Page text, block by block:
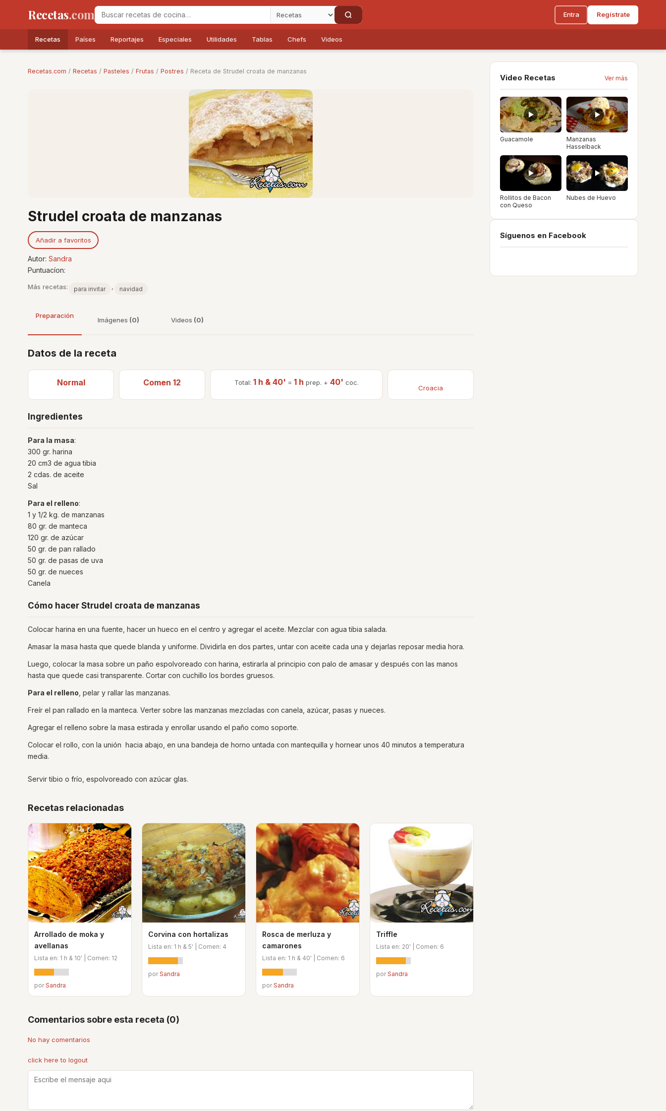
Recetas.com Entra Regístrate
Recetas Países Reportajes Especiales Utilidades Tablas Chefs Videos
Recetas.com / Recetas / Pasteles / Frutas / Postres / Receta de Strudel croata de manzanas
Strudel croata de manzanas
Añadir a favoritos
Autor: Sandra
Puntuacíon:
Más recetas: para invitar , navidad
Preparación
Imágenes (0) Videos (0)
Datos de la receta
Normal Comen 12 Total: 1 h & 40' = 1 h prep. + 40' coc.
Croacia
Ingredientes
Para la masa:
300 gr. harina
20 cm3 de agua tibia
2 cdas. de aceite
Sal
Para el relleno:
1 y 1/2 kg. de manzanas
80 gr. de manteca
120 gr. de azúcar
50 gr. de pan rallado
50 gr. de pasas de uva
50 gr. de nueces
Canela
Cómo hacer Strudel croata de manzanas
Colocar harina en una fuente, hacer un hueco en el centro y agregar el aceite. Mezclar con agua tibia salada.
Amasar la masa hasta que quede blanda y uniforme. Dividirla en dos partes, untar con aceite cada una y dejarlas reposar media hora.
Luego, colocar la masa sobre un paño espolvoreado con harina, estirarla al principio con palo de amasar y después con las manos
hasta que quede casi transparente. Cortar con cuchillo los bordes gruesos.
Para el relleno , pelar y rallar las manzanas.
Freír el pan rallado en la manteca. Verter sobre las manzanas mezcladas con canela, azúcar, pasas y nueces.
Agregar el relleno sobre la masa estirada y enrollar usando el paño como soporte.
Colocar el rollo, con la unión hacia abajo, en una bandeja de horno untada con mantequilla y hornear unos 40 minutos a temperatura
media.
Servir tibio o frío, espolvoreado con azúcar glas.
Recetas relacionadas
Arrollado de moka y
avellanas
Lista en: 1 h & 10' | Comen: 12
porSandra
Corvina con hortalizas
Lista en: 1 h & 5' | Comen: 4
porSandra
Rosca de merluza y
camarones
Lista en: 1 h & 40' | Comen: 6
porSandra
Triffle
Lista en: 20' | Comen: 6
porSandra
Comentarios sobre esta receta (0)
No hay comentarios
click here to logout
Video Recetas Ver más
Guacamole
Manzanas
Hasselback
Rollitos de Bacon
con Queso
Nubes de Huevo
Síguenos en Facebook